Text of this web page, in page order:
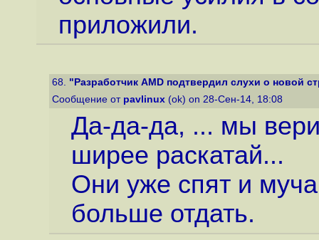
приложили.
68. "Разработчик AMD подтвердил слухи о новой
Сообщение от pavlinux (ok) on 28-Сен-14, 18:08
Да-да-да, ... мы
ширее раскатай...
Они уже спят и
больше отдать.